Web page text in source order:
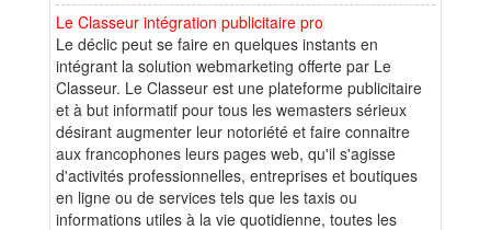
Le Classeur intégration publicitaire pro
Le déclic peut se faire en quelques instants en
intégrant la solution webmarketing offerte par Le
Classeur. Le Classeur est une plateforme publicitaire
et à but informatif pour tous les wemasters sérieux
désirant augmenter leur notoriété et faire connaitre
aux francophones leurs pages web, qu'il s'agisse
d'activités professionnelles, entreprises et boutiques
en ligne ou de services tels que les taxis ou
informations utiles à la vie quotidienne, toutes les